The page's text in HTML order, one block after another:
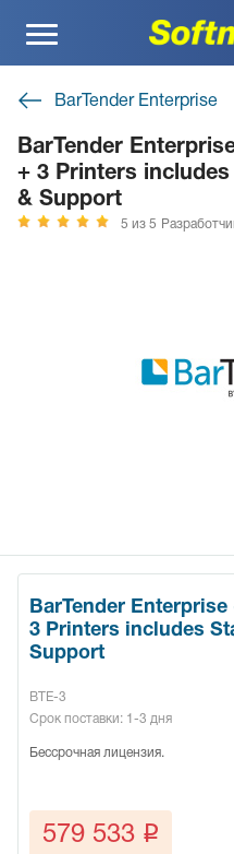
Меню
BarTender Enterprise
BarTender
+ 3 Printers
& Support
5 из 5
BarTender
3 Printers includes
Support
BTE-3
Срок поставки: 1-3 дня
Бессрочная лицензия.
579 533 q